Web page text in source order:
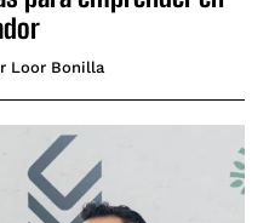
Loor Bonilla